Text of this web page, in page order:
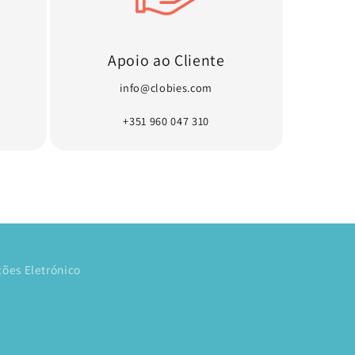
Apoio ao Cliente
info@clobies.com
+351 960 047 310
Eletrónico